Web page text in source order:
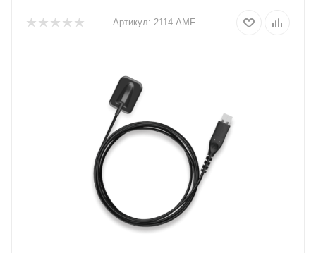
Артикул: 2114-AMF